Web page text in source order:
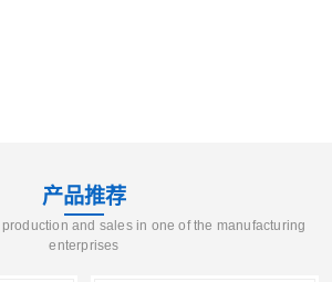
产品推荐
and sales in one of the manufacturing
enterprises